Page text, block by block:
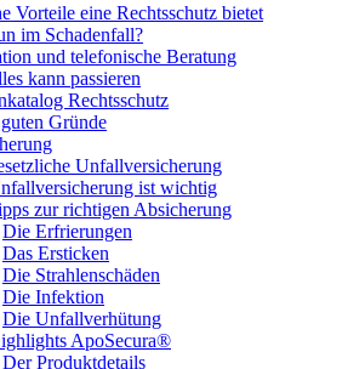
Vorteile eine Rechtsschutz bietet
im Schadenfall?
und telefonische Beratung
kann passieren
Rechtsschutz
Gründe
Unfallversicherung
ist wichtig
zur richtigen Absicherung
Die Erfrierungen
Das Ersticken
Die Strahlenschäden
Die Infektion
Die Unfallverhütung
ApoSecura®
Der Produktdetails